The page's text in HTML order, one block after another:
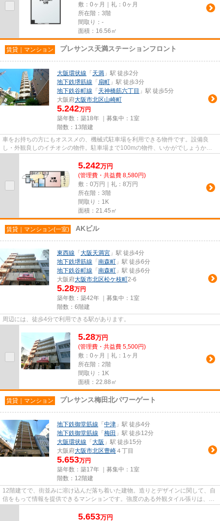
敷：0ヶ月｜礼：0ヶ月
所在階：3階
間取り：-
面積：16.56㎡
賃貸｜マンション プレサンス天満ステーションフロント
大阪環状線 「 天満 」駅 徒歩2分
地下鉄堺筋線 「 扇町 」駅 徒歩3分
地下鉄谷町線 「 天神橋筋六丁目 」駅 徒歩5分
大阪府大阪市北区山崎町
5.242万円
築年数：築18年 ｜募集中： 1室
階数：13階建
車をお持ちの方にもオススメの、機械式駐車場を利用できる物件です。設備良
し・外観良しのイチオシの物件。駐車場まで100mの物件、いかがでしょうか。
5.242万円
(管理費・共益費 8,580円)
敷：0万円｜礼：8万円
所在階：3階
間取り：1K
面積：21.45㎡
賃貸｜マンション(一室) AKビル
東西線 「 大阪天満宮 」駅 徒歩4分
地下鉄堺筋線 「 南森町 」駅 徒歩6分
地下鉄谷町線 「 南森町 」駅 徒歩6分
大阪府大阪市北区松ケ枝町2-6
5.28万円
築年数：築42年 ｜募集中： 1室
階数：6階建
周辺には、徒歩4分で利用できる駅があります。
5.28万円
(管理費・共益費 5,500円)
敷：0ヶ月｜礼：1ヶ月
所在階：2階
間取り：1K
面積：22.88㎡
賃貸｜マンション プレサンス梅田北パワーゲート
地下鉄御堂筋線 「 中津 」駅 徒歩4分
地下鉄御堂筋線 「 梅田 」駅 徒歩12分
大阪環状線 「 大阪 」駅 徒歩15分
大阪府大阪市北区豊崎 ４丁目
5.653万円
築年数：築17年 ｜募集中： 1室
階数：12階建
12階建てで、街並みに溶け込んだ落ち着いた建物。造りとデザインに関して、自
信をもって情報を提供できるマンションです。強度のある外観タイル張りは、外
5.653万円